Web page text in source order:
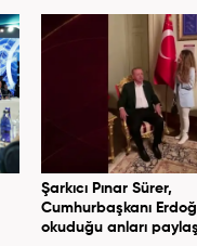
Şarkıcı Pınar Sürer,
Cumhurbaşkanı
okuduğu anları